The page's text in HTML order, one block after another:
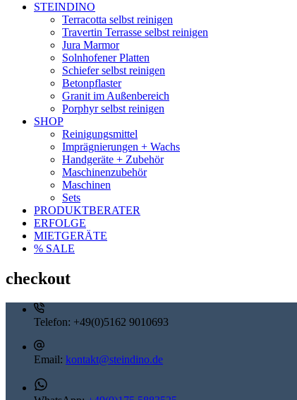
STEINDINO
Terracotta selbst reinigen
Travertin Terrasse selbst reinigen
Jura Marmor
Solnhofener Platten
Schiefer selbst reinigen
Betonpflaster
Granit im Außenbereich
Porphyr selbst reinigen
SHOP
Reinigungsmittel
Imprägnierungen + Wachs
Handgeräte + Zubehör
Maschinenzubehör
Maschinen
Sets
PRODUKTBERATER
ERFOLGE
MIETGERÄTE
% SALE
checkout
Telefon: +49(0)5162 9010693
Email: kontakt@steindino.de